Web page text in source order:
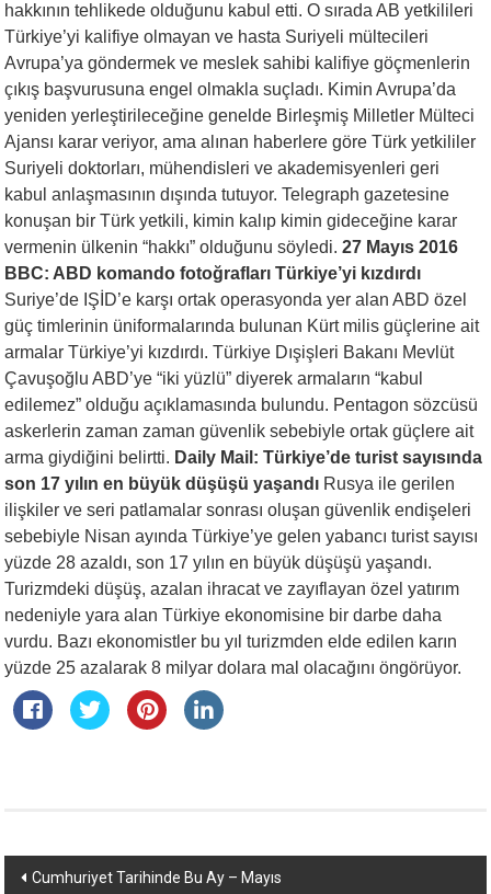
hakkının tehlikede olduğunu kabul etti. O sırada AB yetkilileri
Türkiye’yi kalifiye olmayan ve hasta Suriyeli mültecileri
Avrupa’ya göndermek ve meslek sahibi kalifiye göçmenlerin
çıkış başvurusuna engel olmakla suçladı. Kimin Avrupa’da
yeniden yerleştirileceğine genelde Birleşmiş Milletler Mülteci
Ajansı karar veriyor, ama alınan haberlere göre Türk yetkililer
Suriyeli doktorları, mühendisleri ve akademisyenleri geri
kabul anlaşmasının dışında tutuyor. Telegraph gazetesine
konuşan bir Türk yetkili, kimin kalıp kimin gideceğine karar
vermenin ülkenin “hakkı” olduğunu söyledi.27 Mayıs 2016
BBC: ABD komando fotoğrafları Türkiye’yi kızdırdı
Suriye’de IŞİD’e karşı ortak operasyonda yer alan ABD özel
güç timlerinin üniformalarında bulunan Kürt milis güçlerine ait
armalar Türkiye’yi kızdırdı. Türkiye Dışişleri Bakanı Mevlüt
Çavuşoğlu ABD’ye “iki yüzlü” diyerek armaların “kabul
edilemez” olduğu açıklamasında bulundu. Pentagon sözcüsü
askerlerin zaman zaman güvenlik sebebiyle ortak güçlere ait
arma giydiğini belirtti. Daily Mail: Türkiye’de turist sayısında
son 17 yılın en büyük düşüşü yaşandı Rusya ile gerilen
ilişkiler ve seri patlamalar sonrası oluşan güvenlik endişeleri
sebebiyle Nisan ayında Türkiye’ye gelen yabancı turist sayısı
yüzde 28 azaldı, son 17 yılın en büyük düşüşü yaşandı.
Turizmdeki düşüş, azalan ihracat ve zayıflayan özel yatırım
nedeniyle yara alan Türkiye ekonomisine bir darbe daha
vurdu. Bazı ekonomistler bu yıl turizmden elde edilen karın
yüzde 25 azalarak 8 milyar dolara mal olacağını öngörüyor.
Yazı
Cumhuriyet Tarihinde Bu Ay – Mayıs